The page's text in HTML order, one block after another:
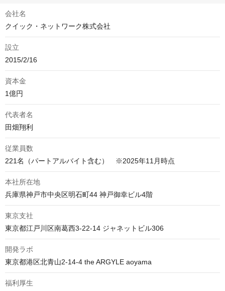
会社名
クイック・ネットワーク株式会社
設立
2015/2/16
資本金
1億円
代表者名
田畑翔利
従業員数
221名（パートアルバイト含む）　※2025年11月時点
本社所在地
兵庫県神戸市中央区明石町44 神戸御幸ビル4階
東京支社
東京都江戸川区南葛西3-22-14 ジャネットビル306
開発ラボ
東京都港区北青山2-14-4 the ARGYLE aoyama
福利厚生